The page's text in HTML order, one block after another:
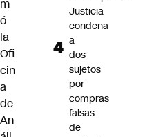
m
ó
la
Ofi
cin
a
de
An
Justicia
condena
a
dos
sujetos
por
compras
falsas
de